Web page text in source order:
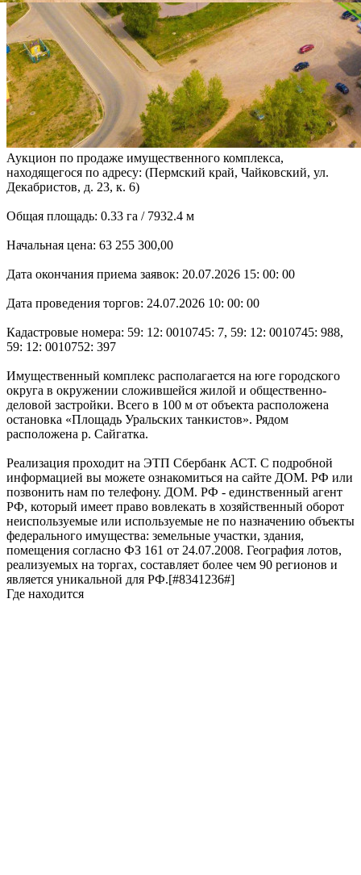
Аукцион по продаже имущественного комплекса,
находящегося по адресу: (Пермский край, Чайковский, ул.
Декабристов, д. 23, к. 6)
Общая площадь: 0.33 га / 7932.4 м
Начальная цена: 63 255 300,00
Дата окончания приема заявок: 20.07.2026 15: 00: 00
Дата проведения торгов: 24.07.2026 10: 00: 00
Кадастровые номера: 59: 12: 0010745: 7, 59: 12: 0010745: 988,
59: 12: 0010752: 397
Имущественный комплекс располагается на юге городского
округа в окружении сложившейся жилой и общественно-
деловой застройки. Всего в 100 м от объекта расположена
остановка «Площадь Уральских танкистов». Рядом
расположена р. Сайгатка.
Реализация проходит на ЭТП Сбербанк АСТ. С подробной
информацией вы можете ознакомиться на сайте ДОМ. РФ или
позвонить нам по телефону. ДОМ. РФ - единственный агент
РФ, который имеет право вовлекать в хозяйственный оборот
неиспользуемые или используемые не по назначению объекты
федерального имущества: земельные участки, здания,
помещения согласно ФЗ 161 от 24.07.2008. География лотов,
реализуемых на торгах, составляет более чем 90 регионов и
является уникальной для РФ.[#8341236#]
Где находится